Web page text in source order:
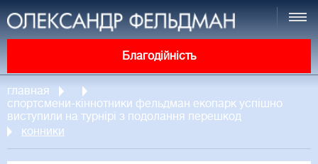
Благодійність
главная
спортсмени-кіннотники фельдман екопарк успішно
виступили на турнірі з подолання перешкод
конники